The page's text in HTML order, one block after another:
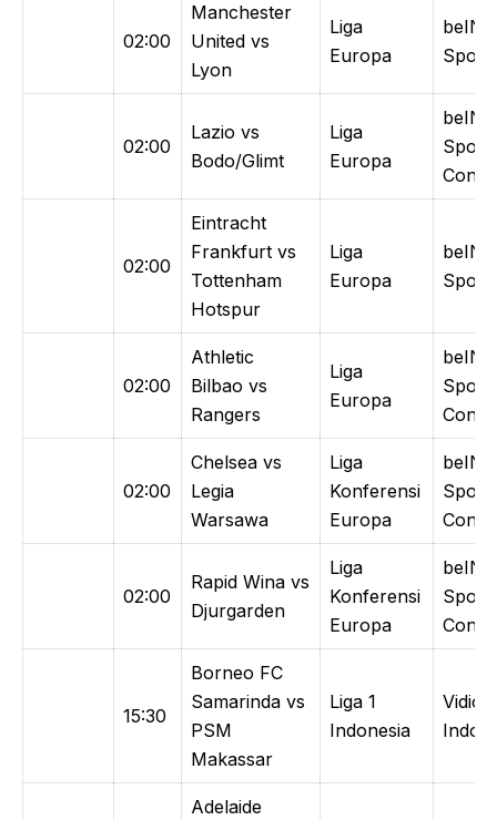
02:00
Manchester
United vs
Lyon
Liga
Europa
beIN
02:00
Lazio vs
Bodo/Glimt
Liga
Europa
beIN
02:00
Eintracht
Frankfurt vs
Tottenham
Hotspur
Liga
Europa
beIN
02:00
Athletic
Bilbao vs
Rangers
Liga
Europa
beIN
02:00
Chelsea vs
Legia
Warsawa
Liga
Konferensi
Europa
beIN
02:00
Rapid Wina vs
Djurgarden
Liga
Konferensi
Europa
beIN
15:30
Borneo FC
Samarinda vs
PSM
Makassar
Liga 1
Indonesia
Vidio /
Adelaide